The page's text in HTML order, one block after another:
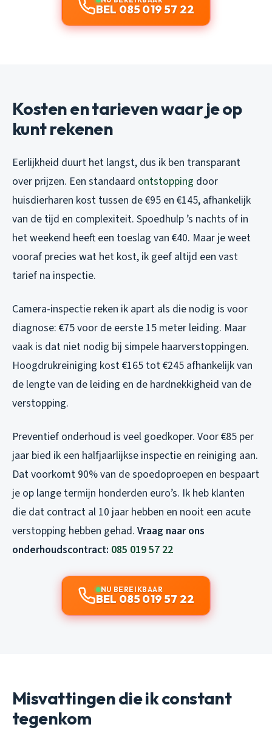
BEL 085 019 57 22
Kosten en tarieven waar je op
kunt rekenen
Eerlijkheid duurt het langst, dus ik ben transparant
over prijzen. Een standaard ontstopping door
huisdierharen kost tussen de €95 en €145, afhankelijk
van de tijd en complexiteit. Spoedhulp ’s nachts of in
het weekend heeft een toeslag van €40. Maar je weet
vooraf precies wat het kost, ik geef altijd een vast
tarief na inspectie.
Camera-inspectie reken ik apart als die nodig is voor
diagnose: €75 voor de eerste 15 meter leiding. Maar
vaak is dat niet nodig bij simpele haarverstoppingen.
Hoogdrukreiniging kost €165 tot €245 afhankelijk van
de lengte van de leiding en de hardnekkigheid van de
verstopping.
Preventief onderhoud is veel goedkoper. Voor €85 per
jaar bied ik een halfjaarlijkse inspectie en reiniging aan.
Dat voorkomt 90% van de spoedoproepen en bespaart
je op lange termijn honderden euro’s. Ik heb klanten
die dat contract al 10 jaar hebben en nooit een acute
verstopping hebben gehad. Vraag naar ons
onderhoudscontract: 085 019 57 22
NU BEREIKBAAR
BEL 085 019 57 22
Misvattingen die ik constant
tegenkom